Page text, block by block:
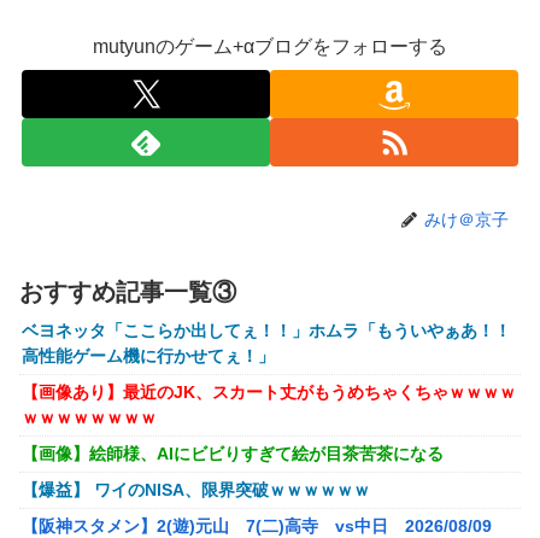
になる
レインボー池田、超美人女子アナと結婚wwwwwww
【動画】ジャンポケ斉藤さん、懲役7年の求刑受けたあとの
TikTokライブ配信がヤバすぎると話題に
wwwwwwwwwwwwwwwwwwww
【悲報】最新話のモンキー・D・ルフィさん、あまりにも情
けなさ過ぎて炎上ｗｗｗ
【速報】USスチール、1800億円の黒字
wwwwwwwwwwwwwwwwwwwwwwww
【緊急】AV業界、ぶっ壊れ最強が現れインフレ 環境崩壊ｗ
ｗｗｗ
mutyunのゲーム+αブログをフォローする
みけ＠京子
おすすめ記事一覧③
ベヨネッタ「ここらか出してぇ！！」ホムラ「もういやぁあ！！
高性能ゲーム機に行かせてぇ！」
【画像あり】最近のJK、スカート丈がもうめちゃくちゃｗｗｗｗ
ｗｗｗｗｗｗｗｗ
【画像】絵師様、AIにビビりすぎて絵が目茶苦茶になる
【爆益】 ワイのNISA、限界突破ｗｗｗｗｗｗ
【阪神スタメン】2(遊)元山 7(二)高寺 vs中日 2026/08/09